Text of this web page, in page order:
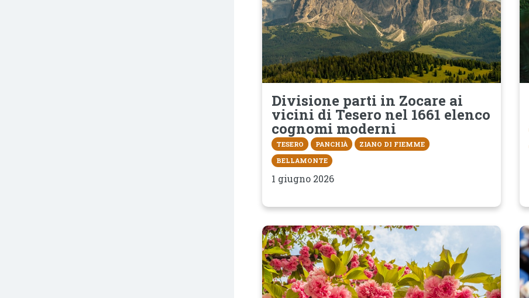
Divisione parti in Zocare ai
vicini di Tesero nel 1661 elenco
cognomi moderni
TESERO PANCHIÀ
ZIANO DI FIEMME
BELLAMONTE
1 giugno 2026